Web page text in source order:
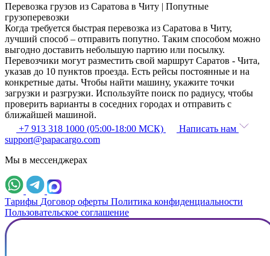
Перевозка грузов из Саратова в Читу | Попутные
грузоперевозки
Когда требуется быстрая перевозка из Саратова в Читу,
лучший способ – отправить попутно. Таким способом можно
выгодно доставить небольшую партию или посылку.
Перевозчики могут разместить свой маршрут Саратов - Чита,
указав до 10 пунктов проезда. Есть рейсы постоянные и на
конкретные даты. Чтобы найти машину, укажите точки
загрузки и разгрузки. Используйте поиск по радиусу, чтобы
проверить варианты в соседних городах и отправить с
ближайшей машиной.
+7 913 318 1000 (05:00-18:00 МСК)
Написать нам
support@papacargo.com
Мы в мессенджерах
Тарифы Договор оферты Политика конфиденциальности
Пользовательское соглашение